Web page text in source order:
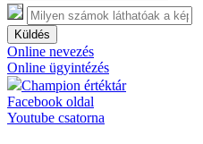
Küldés
Online nevezés
Online ügyintézés
Champion értéktár
Facebook oldal
Youtube csatorna